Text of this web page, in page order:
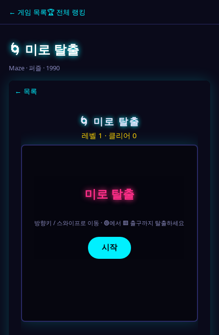
← 게임 목록🏆 전체 랭킹
🌀 미로 탈출
Maze · 퍼즐 · 1990